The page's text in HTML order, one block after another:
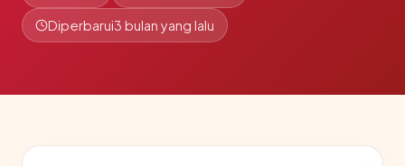
Diperbarui3 bulan yang lalu